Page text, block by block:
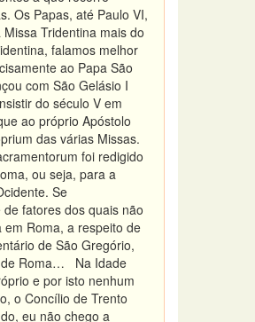
Os Papas, até Paulo VI,
Tridentina mais do
falamos melhor
ao Papa São
com São Gelásio I
do século V em
ao próprio Apóstolo
das várias Missas.
foi redigido
ou seja, para a
Se
fatores dos quais não
Roma, a respeito de
de São Gregório,
de Roma… Na Idade
e por isto nenhum
o Concílio de Trento
eu não chego a